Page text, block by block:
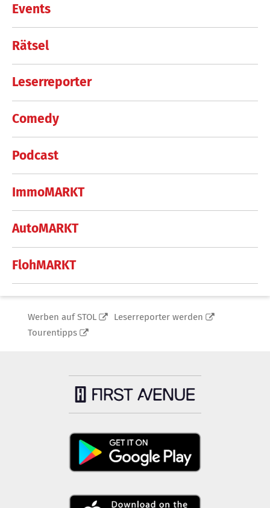
Events
Rätsel
Leserreporter
Comedy
Podcast
ImmoMARKT
AutoMARKT
FlohMARKT
Werben auf STOL
Leserreporter werden
Tourentipps